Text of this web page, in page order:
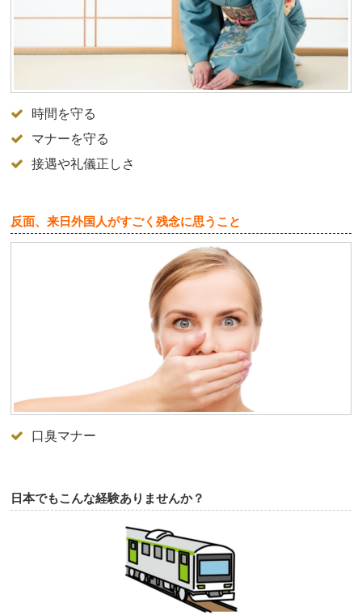
時間を守る
マナーを守る
接遇や礼儀正しさ
反面、来日外国人がすごく残念に思うこと
口臭マナー
日本でもこんな経験ありませんか？